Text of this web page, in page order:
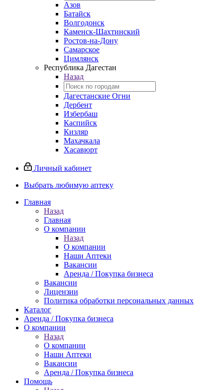
Азов
Батайск
Волгодонск
Каменск-Шахтинский
Ростов-на-Дону
Самарское
Цимлянск
Республика Дагестан
Назад
Дагестанские Огни
Дербент
Избербаш
Каспийск
Кизляр
Махачкала
Хасавюрт
Личный кабинет
Выбрать любимую аптеку
Главная
Назад
Главная
О компании
Назад
О компании
Наши Аптеки
Вакансии
Аренда / Покупка бизнеса
Вакансии
Лицензии
Политика обработки персональных данных
Каталог
Аренда / Покупка бизнеса
О компании
Назад
О компании
Наши Аптеки
Вакансии
Аренда / Покупка бизнеса
Помощь